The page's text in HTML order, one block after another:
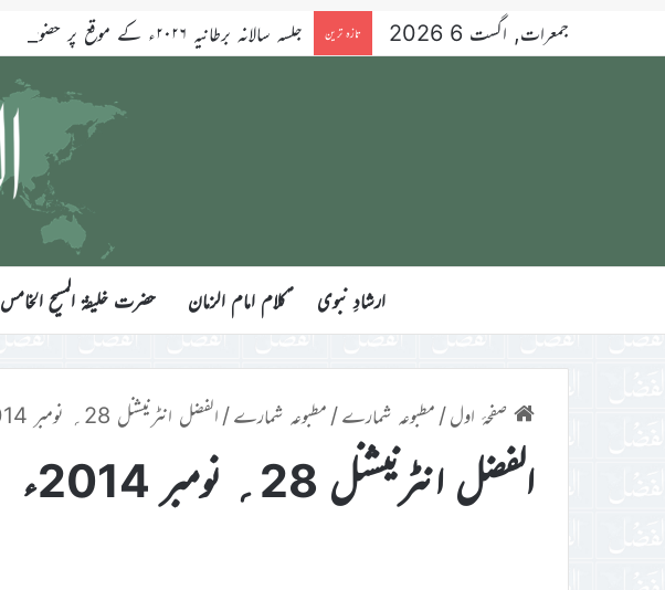
جمعرات, اگست 6 2026 تازہ ترین
ارشادِ نبوی ؑکلام امام الزمان حضرت خلیفۃ المسیح الخامس
صفحۂ اول/ مطبوعہ شمارے/ مطبوعہ شمارے/ الفضل انٹرنیشنل 28؍ نومبر 2014ء
الفضل انٹرنیشنل 28؍ نومبر 2014ء